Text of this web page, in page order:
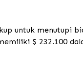
untuk menutupi
$ 232.100